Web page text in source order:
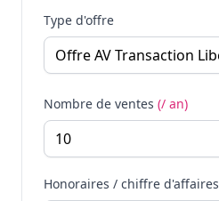
Type d'offre
Nombre de ventes (/ an)
Honoraires / chiffre d'affaires